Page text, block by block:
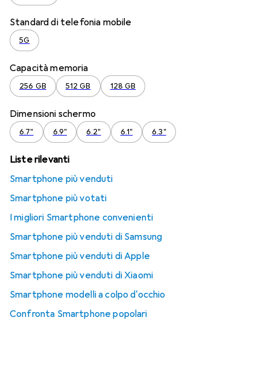
Standard di telefonia mobile
5G
Capacità memoria
256 GB 512 GB 128 GB
Dimensioni schermo
6.7" 6.9" 6.2" 6.1" 6.3"
Liste rilevanti
Smartphone più venduti
Smartphone più votati
I migliori Smartphone convenienti
Smartphone più venduti di Samsung
Smartphone più venduti di Apple
Smartphone più venduti di Xiaomi
Smartphone modelli a colpo d'occhio
Confronta Smartphone popolari